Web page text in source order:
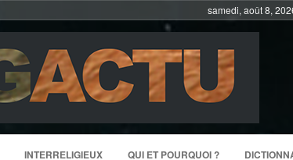
samedi, août 8,
INTERRELIGIEUX QUI ET POURQUOI ?